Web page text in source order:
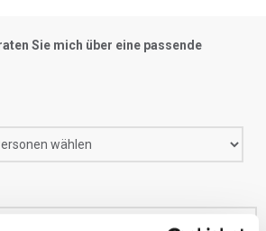
Sie mich über eine passende